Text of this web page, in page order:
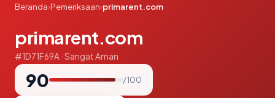
Beranda›Pemeriksaan›primarent.com
primarent.com
#1D71F69A · Sangat Aman
90 / 100